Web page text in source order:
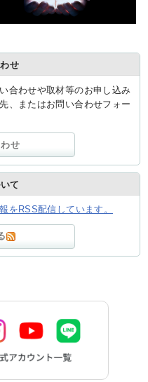
せ
合わせや取材等のお申し込み
、またはお問い合わせフォー
せ
て
をRSS配信しています。